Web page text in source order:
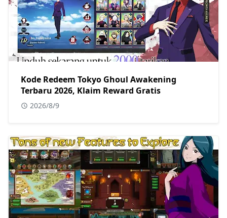
Kode Redeem Tokyo Ghoul Awakening
Terbaru 2026, Klaim Reward Gratis
2026/8/9